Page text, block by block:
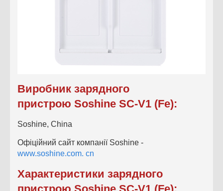
Виробник зарядного
пристрою Soshine SC-V1 (Fe):
Soshine, China
Офіційний сайт компанії Soshine -
www.soshine.com. cn
Характеристики зарядного